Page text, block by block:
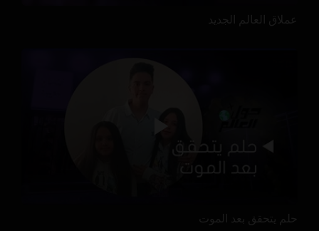
عملاق العالم الجديد
حلم يتحقق بعد الموت